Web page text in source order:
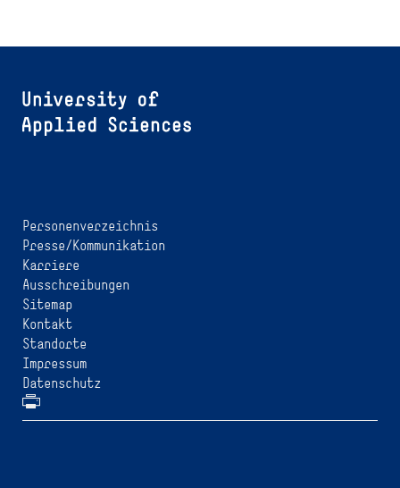
Personenverzeichnis
Presse/Kommunikation
Karriere
Ausschreibungen
Sitemap
Kontakt
Standorte
Impressum
Datenschutz